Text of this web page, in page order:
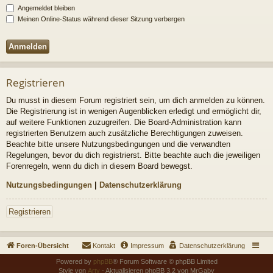
Angemeldet bleiben
Meinen Online-Status während dieser Sitzung verbergen
Registrieren
Du musst in diesem Forum registriert sein, um dich anmelden zu können.
Die Registrierung ist in wenigen Augenblicken erledigt und ermöglicht dir,
auf weitere Funktionen zuzugreifen. Die Board-Administration kann
registrierten Benutzern auch zusätzliche Berechtigungen zuweisen.
Beachte bitte unsere Nutzungsbedingungen und die verwandten
Regelungen, bevor du dich registrierst. Bitte beachte auch die jeweiligen
Forenregeln, wenn du dich in diesem Board bewegst.
Nutzungsbedingungen | Datenschutzerklärung
Registrieren
Foren-Übersicht Datenschutzerklärung
Impressum
Kontakt
Powered by phpBB® Forum Software © phpBB Limited
Style von Arty - Aktualisieren phpBB 3.2 von MrGaby